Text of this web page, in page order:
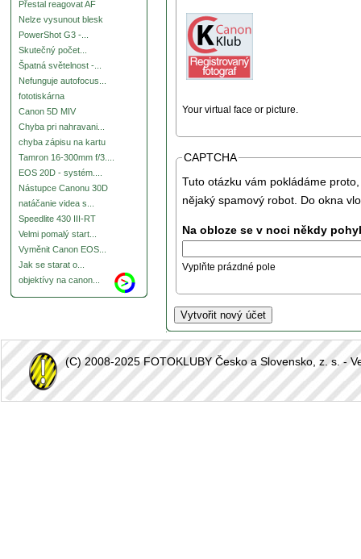
Přestal reagovat AF
Nelze vysunout blesk
PowerShot G3 -...
Skutečný počet...
Špatná světelnost -...
Nefunguje autofocus...
fototiskárna
Canon 5D MIV
Chyba pri nahravani...
chyba zápisu na kartu
Tamron 16-300mm f/3....
EOS 20D - systém....
Nástupce Canonu 30D
natáčanie videa s...
Speedlite 430 III-RT
Velmi pomalý start...
Vyměnit Canon EOS...
Jak se starat o...
objektívy na canon...
Your virtual face or picture.
CAPTCHA
Tuto otázku vám pokládáme
nějaký spamový robot. Do okna
Na obloze se v noci někdy
Vyplňte prázdné pole
(C) 2008-2025 FOTOKLUBY Česko a Slovensko, z. s. -